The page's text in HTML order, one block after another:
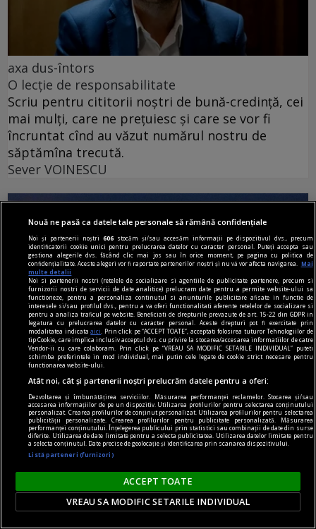
axa dus-întors
O lecție de responsabilitate
Scriu pentru cititorii noștri de bună-credință, cei
mai mulți, care ne prețuiesc și care se vor fi
încruntat cînd au văzut numărul nostru de
săptămîna trecută.
Sever VOINESCU
viața de capital
Cînd economia de piață s-a pierdut printre
proteste
Întrebarea este: pînă unde vor merge încălcările
principiilor economiei de piață și cele privind
funcționarea Uniunii Europene?
Constantin RUDNIŢCHI
Nouă ne pasă ca datele tale personale să rămână confidențiale
Noi și partenerii noștri606 stocăm și/sau accesăm informații pe dispozitivul dvs., precum
identificatorii cookie unici pentru prelucrarea datelor cu caracter personal. Puteți accepta sau
gestiona alegerile dvs. făcând clic mai jos sau în orice moment, pe pagina cu politica de
confidențialitate. Aceste alegeri vor fi raportate partenerilor noștri și nu vă vor afecta navigarea.
Mai
multe detalii
Noi si partenerii nostri (retelele de socializare si agentiile de publicitate partenere, precum si
furnizorii nostri de servicii de date analitice) prelucram date pentru a permite website-ului sa
functioneze, pentru a personaliza continutul si anunturile publicitare afisate in functie de
interesele si/sau profilul dvs., pentru a va oferi functionalitati aferente retelelor de socializare si
pentru a analiza traficul pe website. Beneficiati de drepturile prevazute de art. 15-22 din GDPR in
legatura cu prelucrarea datelor cu caracter personal. Aceste drepturi pot fi exercitate prin
modalitatea indicataaici
. Prin click pe “ACCEPT TOATE”, acceptati folosirea tuturor Tehnologiilor de
tip Cookie, care implica inclusiv acceptul dvs. cu privire la stocarea/accesarea informatiilor de catre
Vendor-ii cu care colaboram. Prin click pe “VREAU SA MODIFIC SETARILE INDIVIDUAL” puteti
schimba preferintele in mod individual, mai putin cele legate de cookie strict necesare pentru
functionarea website-ului.
Atât noi, cât și partenerii noștri prelucrăm datele pentru a oferi:
Dezvoltarea și îmbunătățirea serviciilor. Măsurarea performanței reclamelor. Stocarea și/sau
accesarea informațiilor de pe un dispozitiv. Utilizarea profilurilor pentru selectarea conținutului
personalizat. Crearea profilurilor de conținut personalizat. Utilizarea profilurilor pentru selectarea
publicității personalizate. Crearea profilurilor pentru publicitate personalizată. Măsurarea
performanței conținutului. Înțelegerea publicului prin statistici sau combinații de date din surse
diferite. Utilizarea de date limitate pentru a selecta publicitatea. Utilizarea datelor limitate pentru
a selecta conținutul. Date precise de geolocație și identificarea prin scanarea dispozitivului.
Listă parteneri (furnizori)
ACCEPT TOATE
VREAU SA MODIFIC SETARILE INDIVIDUAL